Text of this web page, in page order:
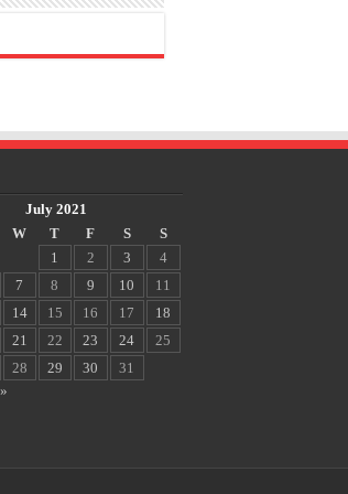
July 2021
W T F S
S
1
2 3
4
7 8 9 10
11
14 15 16 17
18
21 22 23 24
25
28 29 30
31